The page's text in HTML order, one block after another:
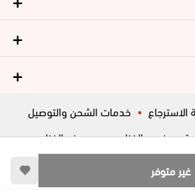
غير متوفر
خدمات الشحن والتوصيل
فروع الغزاوي
عروض الغزاوي